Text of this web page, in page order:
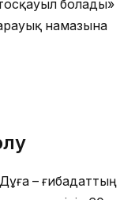
тосқауыл болады»
намазына
– ғибадаттың